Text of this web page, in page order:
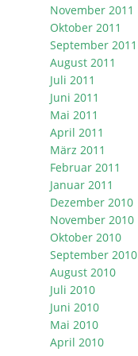
November 2011
Oktober 2011
September 2011
August 2011
Juli 2011
Juni 2011
Mai 2011
April 2011
März 2011
Februar 2011
Januar 2011
Dezember 2010
November 2010
Oktober 2010
September 2010
August 2010
Juli 2010
Juni 2010
Mai 2010
April 2010